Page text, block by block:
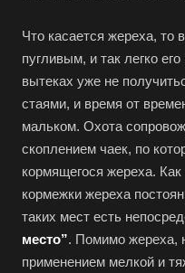
Что касается жереха, то
пугливым, и так легко
вытеках уже не
стаями, и время от
мальком. Охота
скоплением чаек, по
кормящегося жереха.
кормежки жереха
таких мест есть
место”. Помимо жереха,
применением мелкой и